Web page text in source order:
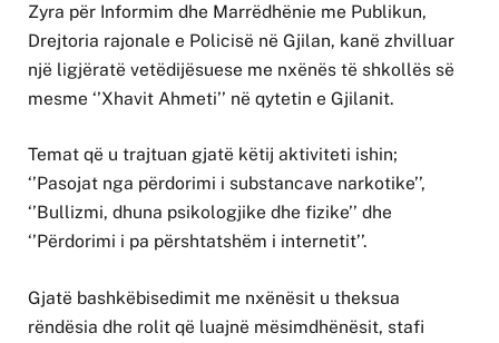
Zyra për Informim dhe Marrëdhënie me Publikun,
Drejtoria rajonale e Policisë në Gjilan, kanë zhvilluar
një ligjëratë vetëdijësuese me nxënës të shkollës së
mesme ‘’Xhavit Ahmeti’’ në qytetin e Gjilanit.
Temat që u trajtuan gjatë këtij aktiviteti ishin;
‘’Pasojat nga përdorimi i substancave narkotike’’,
‘’Bullizmi, dhuna psikologjike dhe fizike’’ dhe
‘’Përdorimi i pa përshtatshëm i internetit’’.
Gjatë bashkëbisedimit me nxënësit u theksua
rëndësia dhe rolit që luajnë mësimdhënësit, stafi